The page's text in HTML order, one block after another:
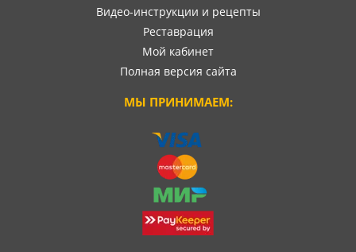
Видео-инструкции и рецепты
Реставрация
Мой кабинет
Полная версия сайта
МЫ ПРИНИМАЕМ: